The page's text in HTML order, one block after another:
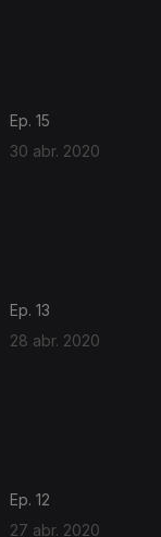
Ep. 15
30 abr. 2020
Ep. 13
28 abr. 2020
Ep. 12
27 abr. 2020